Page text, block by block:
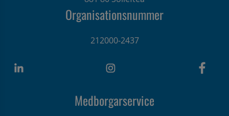
Organisationsnummer
212000-2437
Medborgarservice